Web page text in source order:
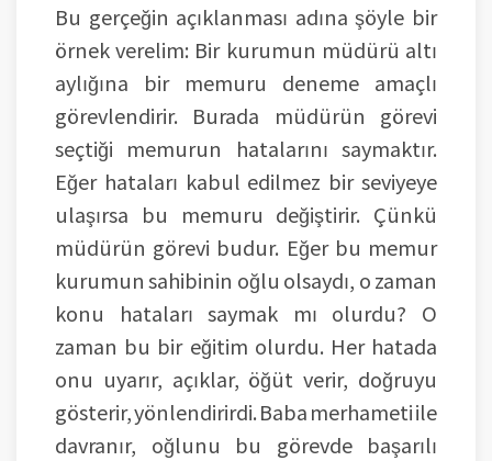
Bu gerçeğin açıklanması adına şöyle bir
örnek verelim: Bir kurumun müdürü altı
aylığına bir memuru deneme amaçlı
görevlendirir. Burada müdürün görevi
seçtiği memurun hatalarını saymaktır.
Eğer hataları kabul edilmez bir seviyeye
ulaşırsa bu memuru değiştirir. Çünkü
müdürün görevi budur. Eğer bu memur
kurumun sahibinin oğlu olsaydı, o zaman
konu hataları saymak mı olurdu? O
zaman bu bir eğitim olurdu. Her hatada
onu uyarır, açıklar, öğüt verir, doğruyu
gösterir, yönlendirirdi. Baba merhameti ile
davranır, oğlunu bu görevde başarılı